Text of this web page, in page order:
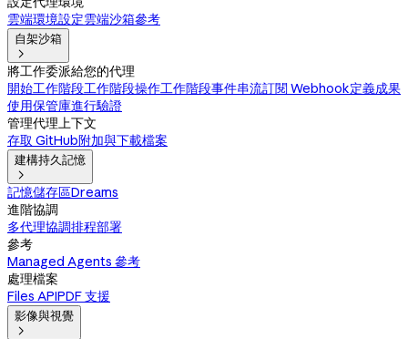
雲端環境設定雲端沙箱參考
自架沙箱

將工作委派給您的代理
開始工作階段工作階段操作工作階段事件串流訂閱 Webhook定義成果
使用保管庫進行驗證
管理代理上下文
存取 GitHub附加與下載檔案
建構持久記憶

記憶儲存區Dreams
進階協調
多代理協調排程部署
參考
Managed Agents 參考
處理檔案
Files APIPDF 支援
影像與視覺
